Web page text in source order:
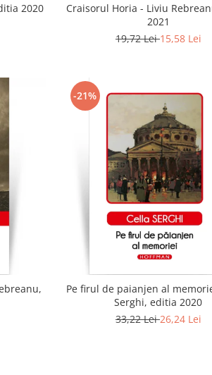
2020
Craisorul Horia - Liviu
2021
19,72 Lei15,58 Lei
-21%
Pe firul de paianjen al
Serghi, editia 2020
33,22 Lei26,24 Lei